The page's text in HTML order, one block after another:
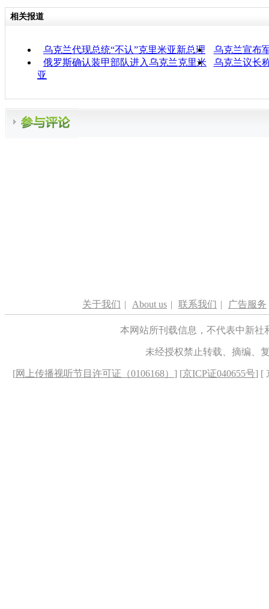
相关报道
乌克兰代现总统“不认”克里米亚新总理
乌克兰宣布
俄罗斯确认装甲部队进入乌克兰克里米
亚
乌克兰议长
关于我们 | About us | 联系我们 | 广告服务
本网站所刊载信息，不代表中新
未经授权禁止转载、摘编、
[网上传播视听节目许可证（0106168） ] [京ICP证040655号] [